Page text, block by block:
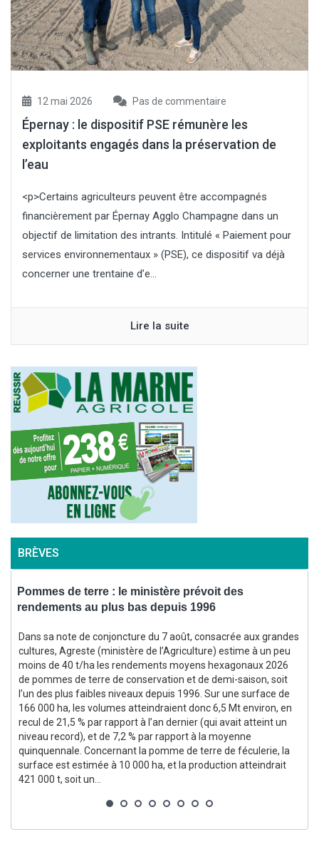
12 mai 2026 Pas de commentaire
Épernay : le dispositif PSE rémunère les
exploitants engagés dans la préservation de
l’eau
<p>Certains agriculteurs peuvent être accompagnés
financièrement par Épernay Agglo Champagne dans un
objectif de limitation des intrants. Intitulé « Paiement pour
services environnementaux » (PSE), ce dispositif va déjà
concerner une trentaine d’e...
Lire la suite
BRÈVES
Pommes de terre : le ministère prévoit des
rendements au plus bas depuis 1996
Dans sa note de conjoncture du 7 août, consacrée aux grandes
cultures, Agreste (ministère de l’Agriculture) estime à un peu
moins de 40 t/ha les rendements moyens hexagonaux 2026
de pommes de terre de conservation et de demi-saison, soit
l’un des plus faibles niveaux depuis 1996. Sur une surface de
166 000 ha, les volumes atteindraient donc 6,5 Mt environ, en
recul de 21,5 % par rapport à l’an dernier (qui avait atteint un
niveau record), et de 7,2 % par rapport à la moyenne
quinquennale. Concernant la pomme de terre de féculerie, la
surface est estimée à 10 000 ha, et la production atteindrait
421 000 t, soit un...